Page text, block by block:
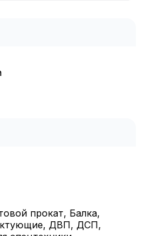
прокат, Балка,
ДВП, ДСП,